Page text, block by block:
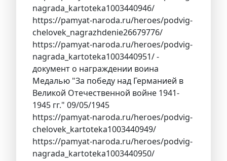
nagrada_kartoteka1003440946/
https://pamyat-naroda.ru/heroes/podvig-
chelovek_nagrazhdenie26679776/
https://pamyat-naroda.ru/heroes/podvig-
nagrada_kartoteka1003440951/ -
документ о награждении воина
Медалью "За победу над Германией в
Великой Отечественной войне 1941-
1945 гг." 09/05/1945
https://pamyat-naroda.ru/heroes/podvig-
chelovek_kartoteka1003440949/
https://pamyat-naroda.ru/heroes/podvig-
nagrada_kartoteka1003440950/